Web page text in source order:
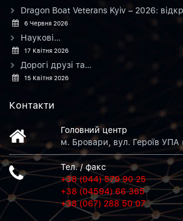
Dragon Boat Veterans Kyiv – 2026:
6 Червня 2026
Наукові…
17 Квітня 2026
Дорогі друзі та…
15 Квітня 2026
Контакти
Головний центр
м. Бровари, вул. Героїв УПА
Тел. / факс
+38 (044) 579 90 25
+38 (04594) 66 365
+38 (067) 288 50 07